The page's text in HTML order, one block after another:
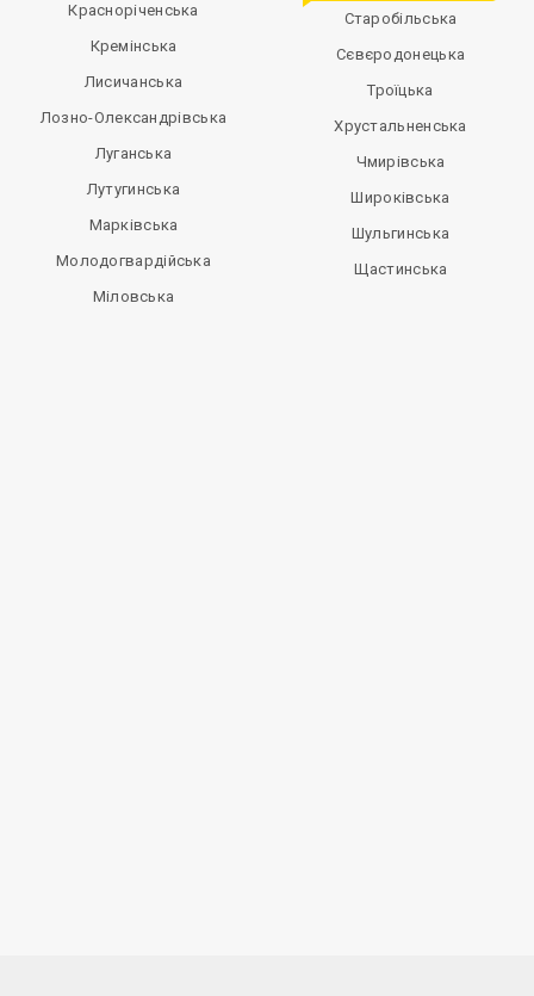
Красноріченська
Кремінська
Лисичанська
Лозно-Олександрівська
Луганська
Лутугинська
Марківська
Молодогвардійська
Міловська
Старобільська
Сєвєродонецька
Троїцька
Хрустальненська
Чмирівська
Широківська
Шульгинська
Щастинська